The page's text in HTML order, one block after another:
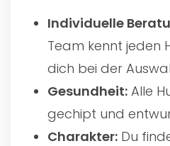
Individuelle
Team kennt jeden
dich bei der
Gesundheit: Alle
gechipt und
Charakter: Du